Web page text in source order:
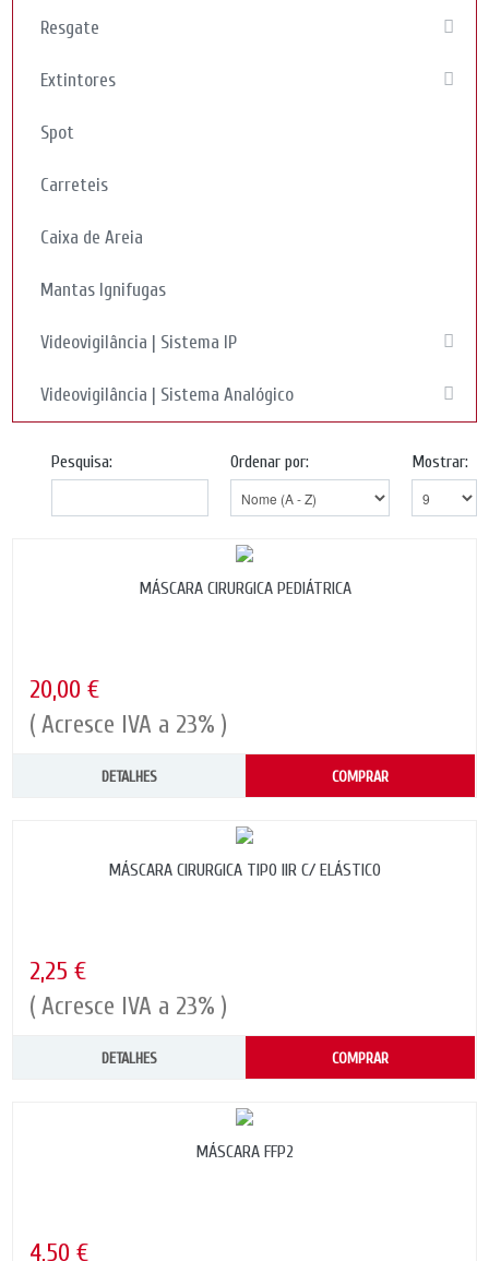
Resgate
Extintores
Spot
Carreteis
Caixa de Areia
Mantas Ignifugas
Videovigilância | Sistema IP
Videovigilância | Sistema Analógico
Mostrar:
Ordenar por:
Pesquisa:
MÁSCARA CIRURGICA PEDIÁTRICA
20,00 €
( Acresce IVA a 23% )
DETALHES COMPRAR
MÁSCARA CIRURGICA TIPO IIR C/ ELÁSTICO
2,25 €
( Acresce IVA a 23% )
DETALHES COMPRAR
MÁSCARA FFP2
4,50 €